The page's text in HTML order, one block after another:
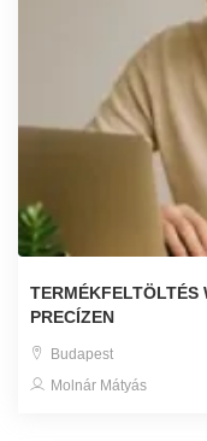
TERMÉKFELTÖLTÉS
PRECÍZEN
Budapest
Molnár Mátyás